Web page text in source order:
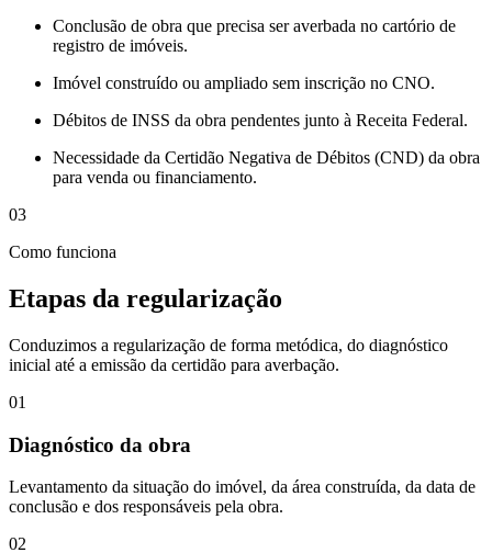
Conclusão de obra que precisa ser averbada no cartório de
registro de imóveis.
Imóvel construído ou ampliado sem inscrição no CNO.
Débitos de INSS da obra pendentes junto à Receita Federal.
Necessidade da Certidão Negativa de Débitos (CND) da obra
para venda ou financiamento.
03
Como funciona
Etapas da regularização
Conduzimos a regularização de forma metódica, do diagnóstico
inicial até a emissão da certidão para averbação.
01
Diagnóstico da obra
Levantamento da situação do imóvel, da área construída, da data de
conclusão e dos responsáveis pela obra.
02